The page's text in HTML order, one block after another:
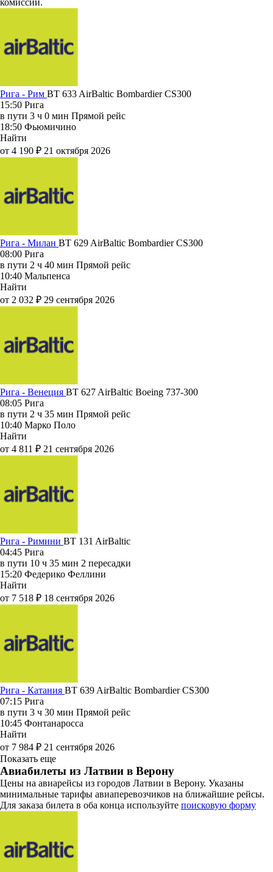
Рига - Рим BT 633 AirBaltic Bombardier CS300
15:50 Рига
в пути 3 ч 0 мин Прямой рейс
18:50 Фьюмичино
Найти
от 4 190 ₽ 21 октября 2026
Рига - Милан BT 629 AirBaltic Bombardier CS300
08:00 Рига
в пути 2 ч 40 мин Прямой рейс
10:40 Мальпенса
Найти
от 2 032 ₽ 29 сентября 2026
Рига - Венеция BT 627 AirBaltic Boeing 737-300
08:05 Рига
в пути 2 ч 35 мин Прямой рейс
10:40 Марко Поло
Найти
от 4 811 ₽ 21 сентября 2026
Рига - Римини BT 131 AirBaltic
04:45 Рига
в пути 10 ч 35 мин 2 пересадки
15:20 Федерико Феллини
Найти
от 7 518 ₽ 18 сентября 2026
Рига - Катания BT 639 AirBaltic Bombardier CS300
07:15 Рига
в пути 3 ч 30 мин Прямой рейс
10:45 Фонтанаросса
Найти
от 7 984 ₽ 21 сентября 2026
Показать еще
Авиабилеты из Латвии в Верону
Цены на авиарейсы из городов Латвии в Верону. Указаны
минимальные тарифы авиаперевозчиков на ближайшие рейсы.
Для заказа билета в оба конца используйте поисковую форму